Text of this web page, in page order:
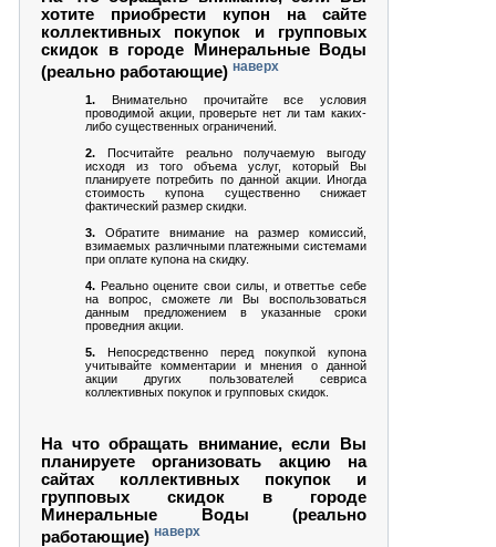
хотите приобрести купон на сайте
коллективных покупок и групповых
скидок в городе Минеральные Воды
(реально работающие) наверх
1. Внимательно прочитайте все условия
проводимой акции, проверьте нет ли там каких-
либо существенных ограничений.
2. Посчитайте реально получаемую выгоду
исходя из того объема услуг, который Вы
планируете потребить по данной акции. Иногда
стоимость купона существенно снижает
фактический размер скидки.
3. Обратите внимание на размер комиссий,
взимаемых различными платежными системами
при оплате купона на скидку.
4. Реально оцените свои силы, и ответтье себе
на вопрос, сможете ли Вы воспользоваться
данным предложением в указанные сроки
проведния акции.
5. Непосредственно перед покупкой купона
учитывайте комментарии и мнения о данной
акции других пользователей севриса
коллективных покупок и групповых скидок.
На что обращать внимание, если Вы
планируете организовать акцию на
сайтах коллективных покупок и
групповых скидок в городе
Минеральные Воды (реально
работающие) наверх